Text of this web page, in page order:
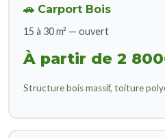
🚗 Carport Bois
15 à 30 m² — ouvert
À partir de 2
Structure bois massif, toiture